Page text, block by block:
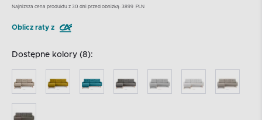
Najnizsza cena produktu z 30 dni przed obniżką: 3899 PLN
Oblicz raty z
Dostępne kolory (8):